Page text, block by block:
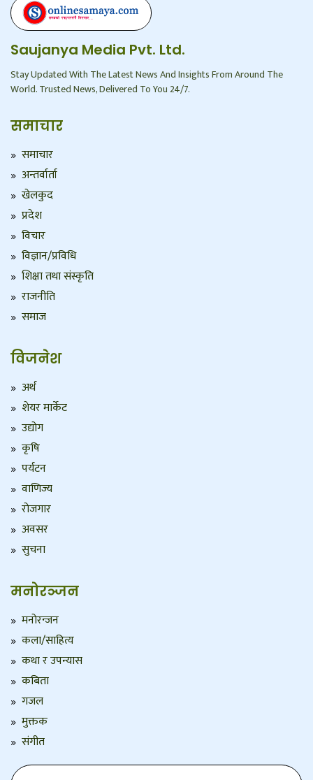
Saujanya Media Pvt. Ltd.
Stay Updated With The Latest News And Insights From Around The
World. Trusted News, Delivered To You 24/7.
समाचार
समाचार
अन्तर्वार्ता
खेलकुद
प्रदेश
विचार
विज्ञान/प्रविधि
शिक्षा तथा संस्कृति
राजनीति
समाज
विजनेश
अर्थ
शेयर मार्केट
उद्योग
कृषि
पर्यटन
वाणिज्य
रोजगार
अवसर
सुचना
मनोरञ्जन
मनोरन्जन
कला/साहित्य
कथा र उपन्यास
कबिता
गजल
मुक्तक
संगीत